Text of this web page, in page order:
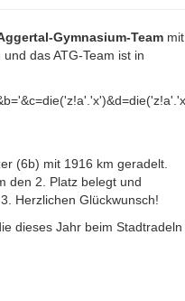
Gymnasium-Team mit
das ATG-Team ist in
(6b) mit 1916 km geradelt.
den 2. Platz belegt und
Herzlichen Glückwunsch!
dieses Jahr beim Stadtradeln